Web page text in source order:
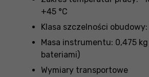
+45 °C
Klasa szczelności obudowy:
Masa instrumentu: 0,475
bateriami)
Wymiary transportowe